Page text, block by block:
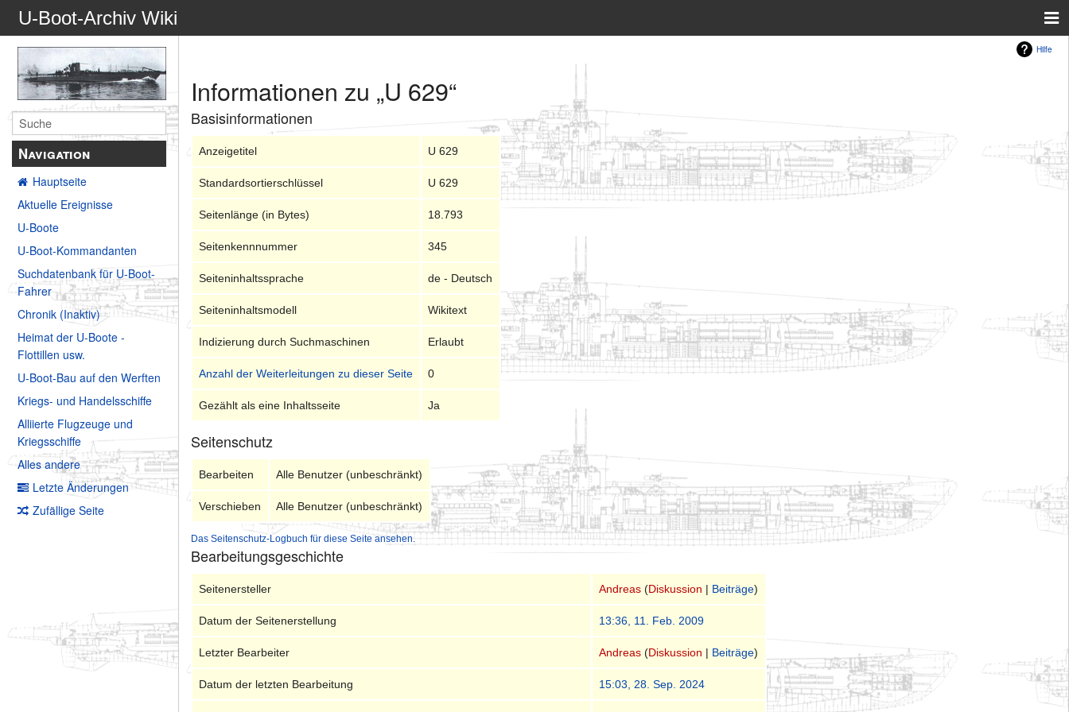
U-Boot-Archiv Wiki
Navigation
Hauptseite
Aktuelle Ereignisse
U-Boote
U-Boot-Kommandanten
Suchdatenbank für U-Boot-
Fahrer
Chronik (Inaktiv)
Heimat der U-Boote -
Flottillen usw.
U-Boot-Bau auf den Werften
Kriegs- und Handelsschiffe
Alliierte Flugzeuge und
Kriegsschiffe
Alles andere
Letzte Änderungen
Zufällige Seite
Hilfe
Informationen zu „U 629“
Basisinformationen
Anzeigetitel U 629
Standardsortierschlüssel U 629
Seitenlänge (in Bytes) 18.793
Seitenkennnummer 345
Seiteninhaltssprache de - Deutsch
Seiteninhaltsmodell Wikitext
Indizierung durch Suchmaschinen Erlaubt
Anzahl der Weiterleitungen zu dieser Seite 0
Gezählt als eine Inhaltsseite Ja
Seitenschutz
Bearbeiten Alle Benutzer (unbeschränkt)
Verschieben Alle Benutzer (unbeschränkt)
Das Seitenschutz-Logbuch für diese Seite ansehen.
Bearbeitungsgeschichte
Seitenersteller Andreas (Diskussion | Beiträge)
Datum der Seitenerstellung 13:36, 11. Feb. 2009
Letzter Bearbeiter Andreas (Diskussion | Beiträge)
Datum der letzten Bearbeitung 15:03, 28. Sep. 2024